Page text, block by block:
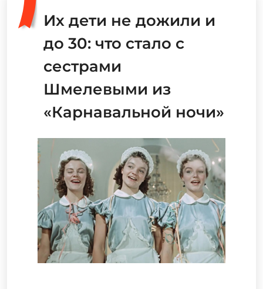
Их дети не дожили и
до 30: что стало с
сестрами
Шмелевыми из
«Карнавальной ночи»